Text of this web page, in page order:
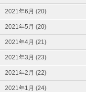
2021年6月 (20)
2021年5月 (20)
2021年4月 (21)
2021年3月 (23)
2021年2月 (22)
2021年1月 (24)